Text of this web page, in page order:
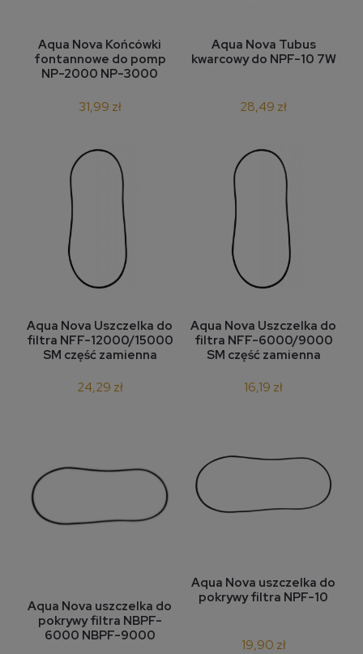
Aqua Nova Końcówki
fontannowe do pomp
NP-2000 NP-3000
31,99 zł
Aqua Nova Tubus
kwarcowy do NPF-10 7W
28,49 zł
Aqua Nova Uszczelka do
filtra NFF-12000/15000
SM część zamienna
24,29 zł
Aqua Nova Uszczelka do
filtra NFF-6000/9000
SM część zamienna
16,19 zł
Aqua Nova uszczelka do
pokrywy filtra NBPF-
6000 NBPF-9000
Aqua Nova uszczelka do
pokrywy filtra NPF-10
19,90 zł